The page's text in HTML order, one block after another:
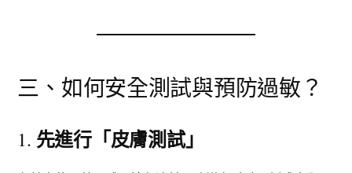
三、如何安全測試與預防過敏？
1. 先進行「皮膚測試」